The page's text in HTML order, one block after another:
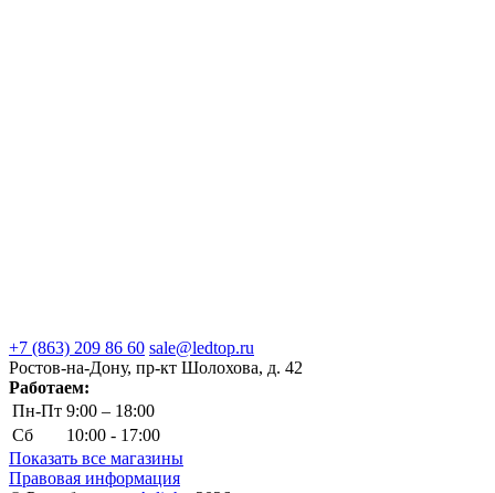
+7 (863) 209 86 60 sale@ledtop.ru
Ростов-на-Дону, пр-кт Шолохова, д. 42
Работаем:
Пн-Пт 9:00 – 18:00
Сб
10:00 - 17:00
Показать все магазины
Правовая информация